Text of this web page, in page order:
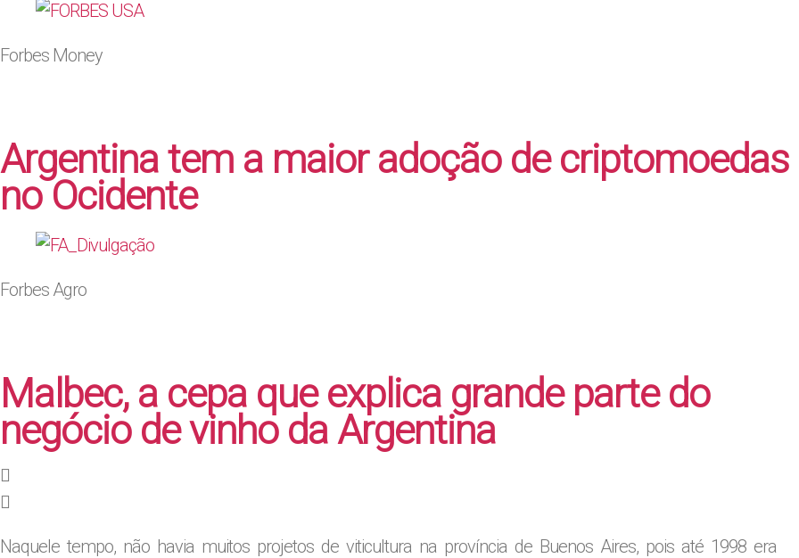
Forbes Money
Argentina tem a maior adoção de criptomoedas
no Ocidente
Forbes Agro
Malbec, a cepa que explica grande parte do
negócio de vinho da Argentina
Naquele tempo, não havia muitos projetos de viticultura na província de Buenos Aires, pois até 1998 era